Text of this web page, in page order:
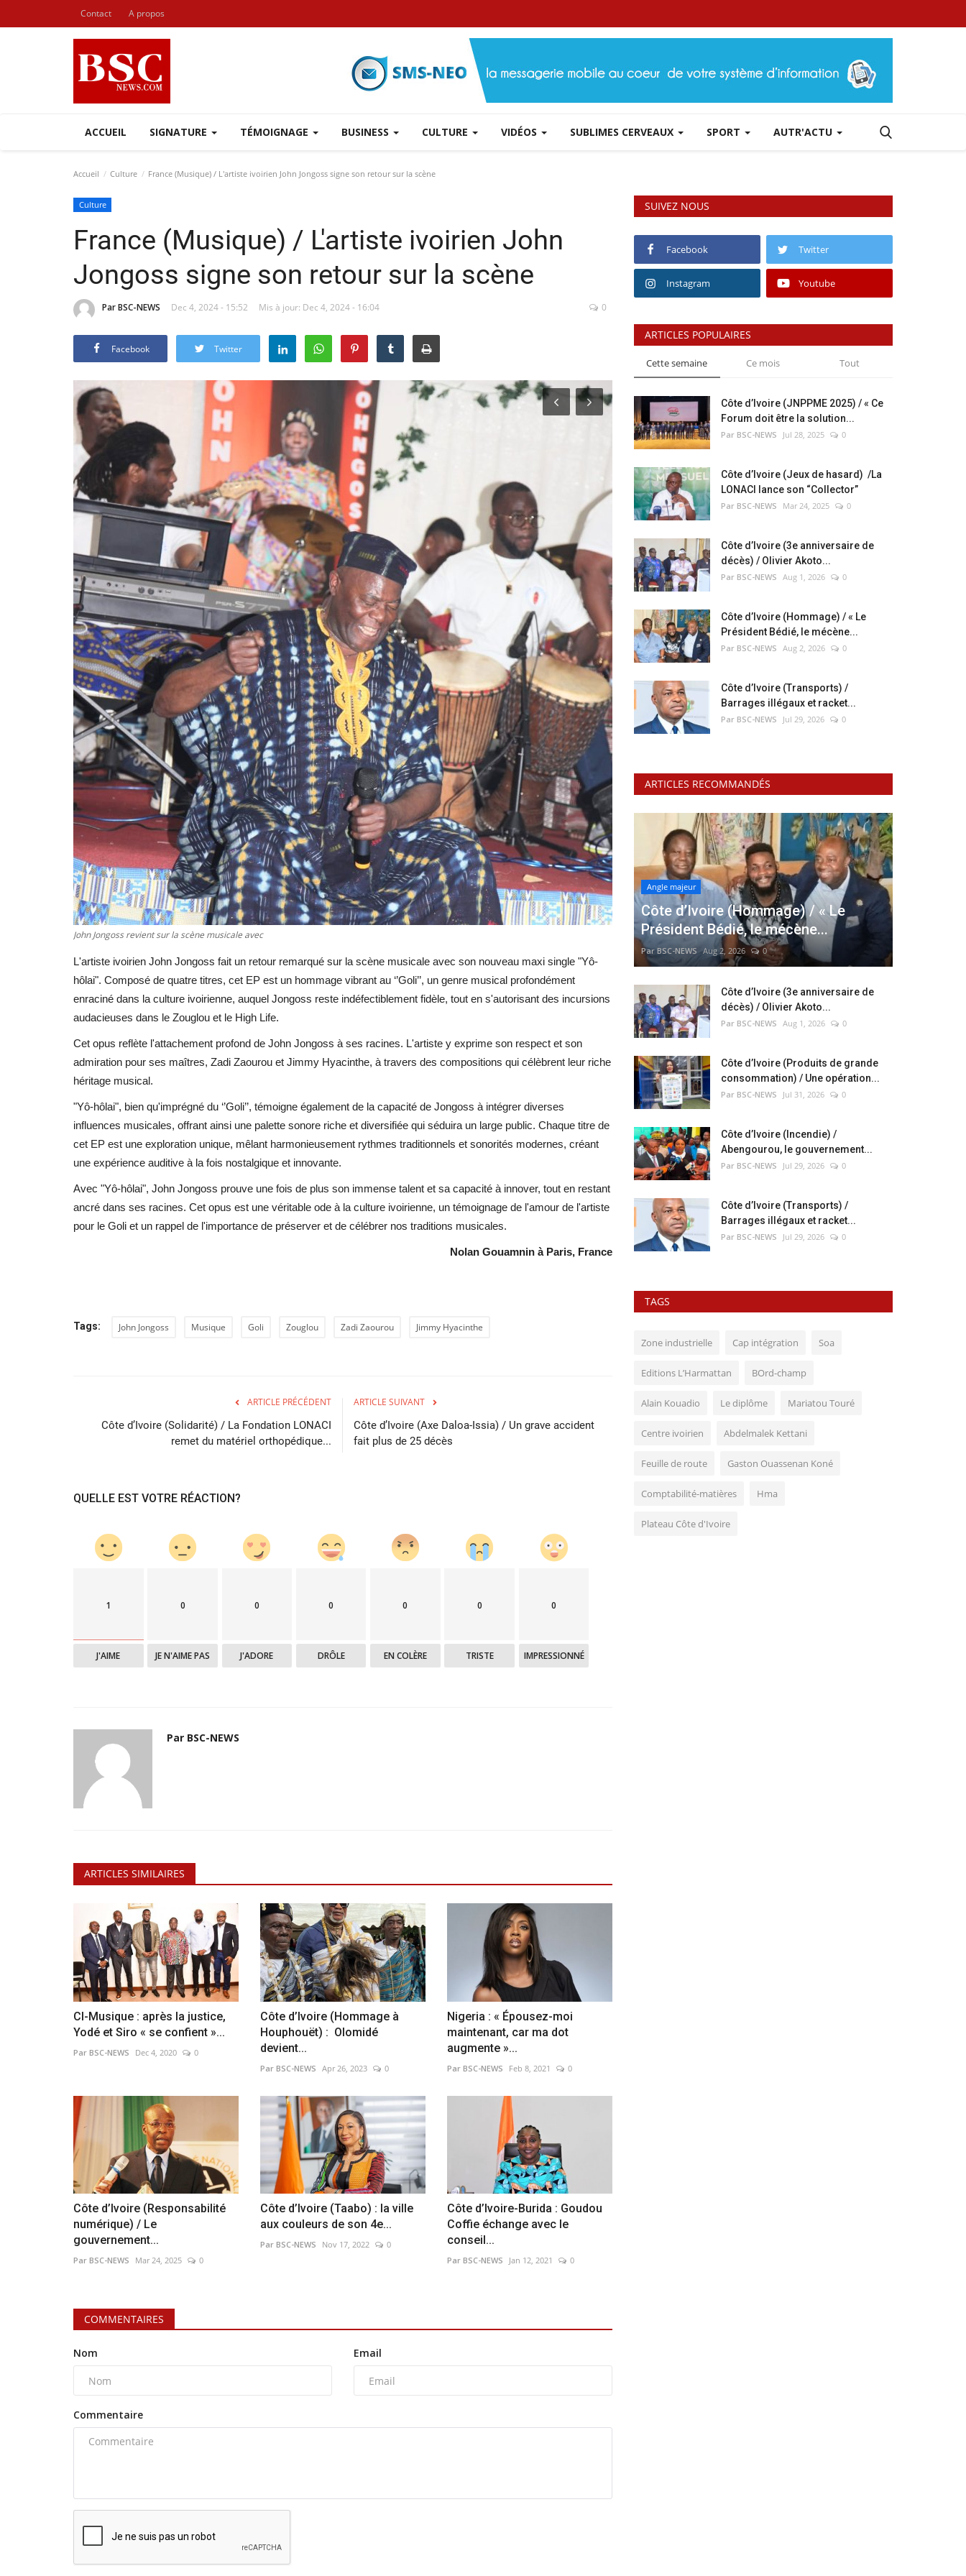
Contact A propos
ACCUEIL SIGNATURE TÉMOIGNAGE BUSINESS CULTURE VIDÉOS SUBLIMES CERVEAUX SPORT AUTR'ACTU
Accueil Culture France (Musique) / L'artiste ivoirien John Jongoss signe son retour sur la scène
Culture
France (Musique) / L'artiste ivoirien John
Jongoss signe son retour sur la scène
Par BSC-NEWS Dec 4, 2024 - 15:52 Mis à jour: Dec 4, 2024 - 16:04 0
Facebook Twitter
John Jongoss revient sur la scène musicale avec
L'artiste ivoirien John Jongoss fait un retour remarqué sur la scène musicale avec son nouveau maxi single "Yô-
hôlai". Composé de quatre titres, cet EP est un hommage vibrant au ‘’Goli’’, un genre musical profondément
enraciné dans la culture ivoirienne, auquel Jongoss reste indéfectiblement fidèle, tout en s'autorisant des incursions
audacieuses dans le Zouglou et le High Life.
Cet opus reflète l'attachement profond de John Jongoss à ses racines. L'artiste y exprime son respect et son
admiration pour ses maîtres, Zadi Zaourou et Jimmy Hyacinthe, à travers des compositions qui célèbrent leur riche
héritage musical.
"Yô-hôlai", bien qu'imprégné du ‘’Goli’’, témoigne également de la capacité de Jongoss à intégrer diverses
influences musicales, offrant ainsi une palette sonore riche et diversifiée qui séduira un large public. Chaque titre de
cet EP est une exploration unique, mêlant harmonieusement rythmes traditionnels et sonorités modernes, créant
une expérience auditive à la fois nostalgique et innovante.
Avec "Yô-hôlai", John Jongoss prouve une fois de plus son immense talent et sa capacité à innover, tout en restant
ancré dans ses racines. Cet opus est une véritable ode à la culture ivoirienne, un témoignage de l'amour de l'artiste
pour le Goli et un rappel de l'importance de préserver et de célébrer nos traditions musicales.
Nolan Gouamnin à Paris, France
Tags: John Jongoss Musique Goli Zouglou Zadi Zaourou Jimmy Hyacinthe
ARTICLE PRÉCÉDENT
Côte d’Ivoire (Solidarité) / La Fondation LONACI
remet du matériel orthopédique...
ARTICLE SUIVANT
Côte d’Ivoire (Axe Daloa-Issia) / Un grave accident
fait plus de 25 décès
QUELLE EST VOTRE RÉACTION?
1
J'AIME
0
JE N'AIME PAS
0
J'ADORE
0
DRÔLE
0
EN COLÈRE
0
TRISTE
0
IMPRESSIONNÉ
Par BSC-NEWS
ARTICLES SIMILAIRES
CI-Musique : après la justice,
Yodé et Siro « se confient »...
Par BSC-NEWS Dec 4, 2020 0
Côte d’Ivoire (Hommage à
Houphouët) : Olomidé
devient...
Par BSC-NEWS Apr 26, 2023 0
Nigeria : « Épousez-moi
maintenant, car ma dot
augmente »...
Par BSC-NEWS Feb 8, 2021 0
Côte d’Ivoire (Responsabilité
numérique) / Le
gouvernement...
Par BSC-NEWS Mar 24, 2025 0
Côte d’Ivoire (Taabo) : la ville
aux couleurs de son 4e...
Par BSC-NEWS Nov 17, 2022 0
Côte d’Ivoire-Burida : Goudou
Coffie échange avec le
conseil...
Par BSC-NEWS Jan 12, 2021 0
COMMENTAIRES
Nom Email
Commentaire
SUIVEZ NOUS
Facebook Twitter
Instagram Youtube
ARTICLES POPULAIRES
Cette semaine Ce mois Tout
Côte d’Ivoire (JNPPME 2025) / « Ce
Forum doit être la solution...
Par BSC-NEWS Jul 28, 2025 0
Côte d’Ivoire (Jeux de hasard) /La
LONACI lance son “Collector”
Par BSC-NEWS Mar 24, 2025 0
Côte d’Ivoire (3e anniversaire de
décès) / Olivier Akoto...
Par BSC-NEWS Aug 1, 2026 0
Côte d’Ivoire (Hommage) / « Le
Président Bédié, le mécène...
Par BSC-NEWS Aug 2, 2026 0
Côte d’Ivoire (Transports) /
Barrages illégaux et racket...
Par BSC-NEWS Jul 29, 2026 0
ARTICLES RECOMMANDÉS
Angle majeur
Côte d’Ivoire (Hommage) / « Le
Président Bédié, le mécène...
Par BSC-NEWS Aug 2, 2026 0
Côte d’Ivoire (3e anniversaire de
décès) / Olivier Akoto...
Par BSC-NEWS Aug 1, 2026 0
Côte d’Ivoire (Produits de grande
consommation) / Une opération...
Par BSC-NEWS Jul 31, 2026 0
Côte d’Ivoire (Incendie) /
Abengourou, le gouvernement...
Par BSC-NEWS Jul 29, 2026 0
Côte d’Ivoire (Transports) /
Barrages illégaux et racket...
Par BSC-NEWS Jul 29, 2026 0
TAGS
Zone industrielle Cap intégration Soa
Editions L’Harmattan BOrd-champ
Alain Kouadio Le diplôme Mariatou Touré
Centre ivoirien Abdelmalek Kettani
Feuille de route Gaston Ouassenan Koné
Comptabilité-matières Hma
Plateau Côte d'Ivoire